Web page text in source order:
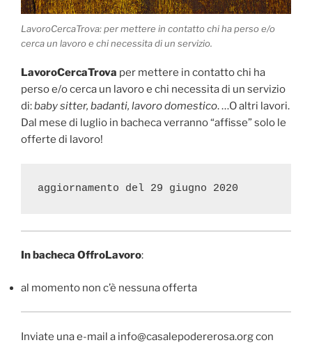
LavoroCercaTrova: per mettere in contatto chi ha perso e/o
cerca un lavoro e chi necessita di un servizio.
LavoroCercaTrova per mettere in contatto chi ha
perso e/o cerca un lavoro e chi necessita di un servizio
di:baby sitter, badanti, lavoro domestico. …O altri lavori.
Dal mese di luglio in bacheca verranno “affisse” solo le
offerte di lavoro!
aggiornamento del 29 giugno 2020
In bacheca OffroLavoro:
al momento non c’è nessuna offerta
Inviate una e-mail a info@casalepodererosa.org con